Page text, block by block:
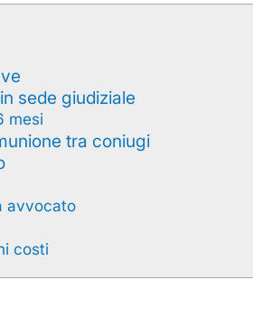
sede giudiziale
mesi
tra coniugi
avvocato
costi